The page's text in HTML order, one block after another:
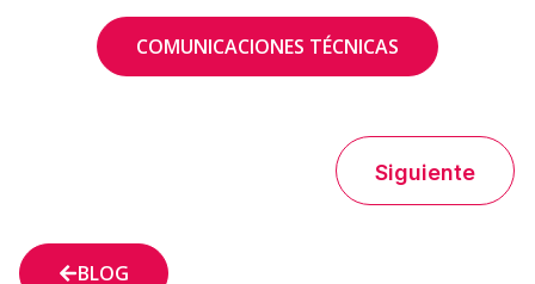
BLOG
COMUNICACIONES TÉCNICAS
Siguiente